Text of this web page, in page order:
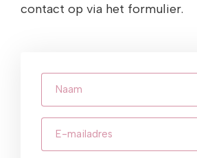
contact op via het formulier.
Naam
mailadres